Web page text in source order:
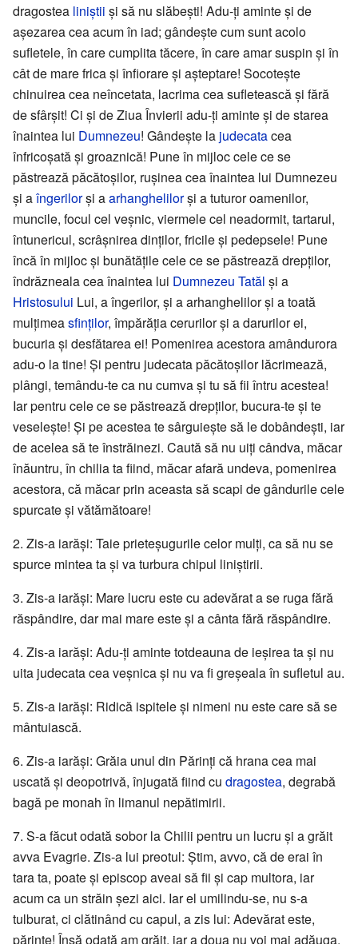
dragostea liniștii și să nu slăbești! Adu-ți aminte și de
așezarea cea acum în iad; gândește cum sunt acolo
sufletele, în care cumplita tăcere, în care amar suspin și în
cât de mare frica și înfiorare și așteptare! Socotește
chinuirea cea neîncetata, lacrima cea sufletească și fără
de sfârșit! Ci și de Ziua Învierii adu-ți aminte și de starea
înaintea lui Dumnezeu! Gândește la judecatacea
înfricoșată și groaznică! Pune în mijloc cele ce se
păstrează păcătoșilor, rușinea cea înaintea lui Dumnezeu
și aîngerilorși aarhanghelilorși a tuturor oamenilor,
muncile, focul cel veșnic, viermele cel neadormit, tartarul,
întunericul, scrâșnirea dinților, fricile și pedepsele! Pune
încă în mijloc și bunătățile cele ce se păstrează drepților,
îndrăzneala cea înaintea lui Dumnezeu Tatăl și a
Hristosului Lui, a îngerilor, și a arhanghelilor și a toată
mulțimeasfinților, împărăția cerurilor și a darurilor ei,
bucuria și desfătarea ei! Pomenirea acestora amândurora
adu-o la tine! Și pentru judecata păcătoșilor lăcrimează,
plângi, temându-te ca nu cumva și tu să fii întru acestea!
Iar pentru cele ce se păstrează drepților, bucura-te și te
veselește! Și pe acestea te sârguiește să le dobândești, iar
de acelea să te înstrăinezi. Caută să nu uiți cândva, măcar
înăuntru, în chilia ta fiind, măcar afară undeva, pomenirea
acestora, că măcar prin aceasta să scapi de gândurile cele
spurcate și vătămătoare!
2. Zis-a iarăși: Taie prieteșugurile celor mulți, ca să nu se
spurce mintea ta și va turbura chipul liniștirii.
3. Zis-a iarăși: Mare lucru este cu adevărat a se ruga fără
răspândire, dar mai mare este și a cânta fără răspândire.
4. Zis-a iarăși: Adu-ți aminte totdeauna de ieșirea ta și nu
uita judecata cea veșnica și nu va fi greșeala în sufletul au.
5. Zis-a iarăși: Ridică ispitele și nimeni nu este care să se
mântuiască.
6. Zis-a iarăși: Grăia unul din Părinți că hrana cea mai
uscată și deopotrivă, înjugată fiind cu dragostea, degrabă
bagă pe monah în limanul nepătimirii.
7. S-a făcut odată sobor la Chilii pentru un lucru și a grăit
avva Evagrie. Zis-a lui preotul: Știm, avvo, că de erai în
tara ta, poate și episcop aveai să fii și cap multora, iar
acum ca un străin șezi aici. Iar el umilindu-se, nu s-a
tulburat, ci clătinând cu capul, a zis lui: Adevărat este,
părinte! Însă odată am grăit, iar a doua nu voi mai adăuga.